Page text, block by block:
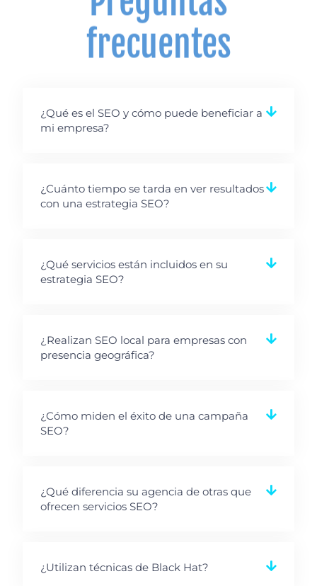
frecuentes
¿Qué es el SEO y cómo puede beneficiar a
mi empresa?
¿Cuánto tiempo se tarda en ver resultados
con una estrategia SEO?
¿Qué servicios están incluidos en su
estrategia SEO?
¿Realizan SEO local para empresas con
presencia geográfica?
¿Cómo miden el éxito de una campaña
SEO?
¿Qué diferencia su agencia de otras que
ofrecen servicios SEO?
¿Utilizan técnicas de Black Hat?